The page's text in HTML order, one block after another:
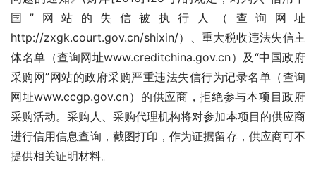
国”网站的失信被执行人（查询网址
http://zxgk.court.gov.cn/shixin/）、重大税收违法失信主
体名单（查询网址www.creditchina.gov.cn）及“中国政府
采购网”网站的政府采购严重违法失信行为记录名单（查询
网址www.ccgp.gov.cn）的供应商，拒绝参与本项目政府
采购活动。采购人、采购代理机构将对参加本项目的供应商
进行信用信息查询，截图打印，作为证据留存，供应商可不
提供相关证明材料。